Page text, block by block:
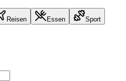
Reisen Essen Sport